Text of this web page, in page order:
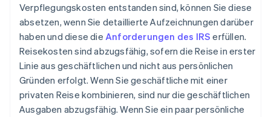
Verpflegungskosten entstanden sind, können Sie diese
absetzen, wenn Sie detaillierte Aufzeichnungen darüber
haben und diese die Anforderungen des IRS erfüllen.
Reisekosten sind abzugsfähig, sofern die Reise in erster
Linie aus geschäftlichen und nicht aus persönlichen
Gründen erfolgt. Wenn Sie geschäftliche mit einer
privaten Reise kombinieren, sind nur die geschäftlichen
Ausgaben abzugsfähig. Wenn Sie ein paar persönliche